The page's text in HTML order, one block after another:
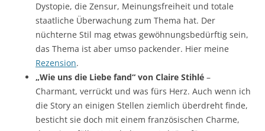
Dystopie, die Zensur, Meinungsfreiheit und totale
staatliche Überwachung zum Thema hat. Der
nüchterne Stil mag etwas gewöhnungsbedürftig sein,
das Thema ist aber umso packender. Hier meine
Rezension.
„Wie uns die Liebe fand“ von Claire Stihlé –
Charmant, verrückt und was fürs Herz. Auch wenn ich
die Story an einigen Stellen ziemlich überdreht finde,
besticht sie doch mit einem französischen Charme,